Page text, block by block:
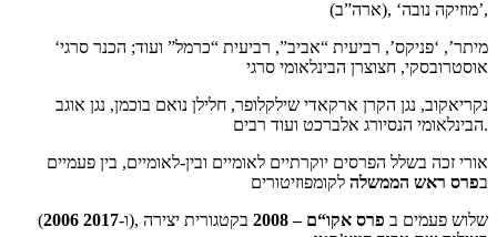
(ארה”ב), ‘מוזיקה נובה’,
‘מיתר’, ‘פניקס’, רביעית “אביב”, רביעית “כרמל” ועוד; הכנר סרגי
אוסטרובסקי, חצוצרן הבינלאומי סרגי
נקריאקוב, נגן הקרן ארקאדי שילקלופר, חלילן נואם בוכמן, נגן אוגב
הבינלאומי הנסיורג אלברכט ועוד רבים.
אורי זכה בשלל הפרסים יוקרתיים לאומיים ובין-לאומיים, בין פעמיים
בפרס ראש הממשלה לקומפוזיטורים
(2006 ו-2017 ), שלוש פעמים ב פרס אקו“ם – 2008
בקטגורית יצירה